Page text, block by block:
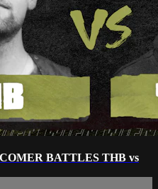
BATTLES THB vs